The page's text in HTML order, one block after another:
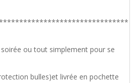
ou tout simplement pour se
bulles)et livrée en pochette